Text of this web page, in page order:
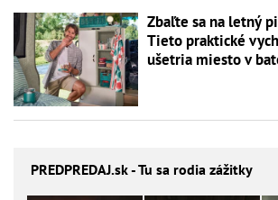
Zbaľte sa na letný
Tieto praktické
ušetria miesto v
PREDPREDAJ.sk - Tu sa rodia zážitky